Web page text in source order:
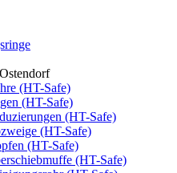
(HT-Safe)
(HT-Safe)
(HT-Safe)
(HT-Safe)
(HT-Safe)
(HT-Safe)